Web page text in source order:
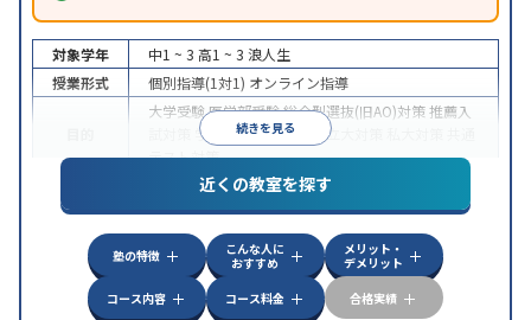
続きを見る
対象学年 中1 ~ 3 高1 ~ 3 浪人生
授業形式
個別指導(1対1) オンライン指導
大学受験医学部受験総合型選抜(旧AO)対策推薦入
学校別特化対策 国公立大対策
テスト対策
特徴
中高一貫校生に対応授業の振替可能
オンライン対応1科目から受講可能季節講習の
みの受講可
自習室あり
近くの教室を探す
塾の特徴
こんな人に
おすすめ
メリット・
デメリット
コース内容
コース料金 合格実績